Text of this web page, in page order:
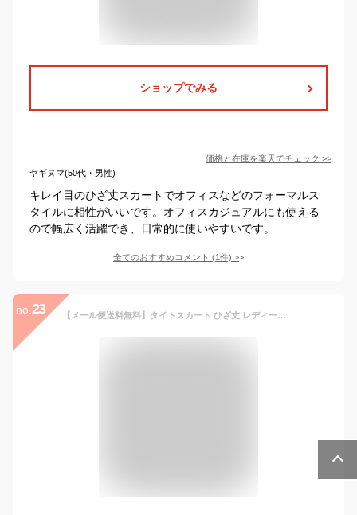
ショップでみる
価格と在庫を楽天でチェック >>
ヤギヌマ(50代・男性)
キレイ目のひざ丈スカートでオフィスなどのフォーマルス
タイルに相性がいいです。オフィスカジュアルにも使える
ので幅広く活躍でき、日常的に使いやすいです。
全てのおすすめコメント (1件) >
no. 23 【メール便送料無料】タイトスカート ひざ丈 レディース 秋 冬 秋冬 黒 スカート ペンシルスカート ミモレスカート お呼ばれ 総レース キレイめ ミディアムスカート カジュアル ベージュ ピンク ライトブルー ブラック オフィス 大人 20代 30代 40代 OL ママ 母 あす楽